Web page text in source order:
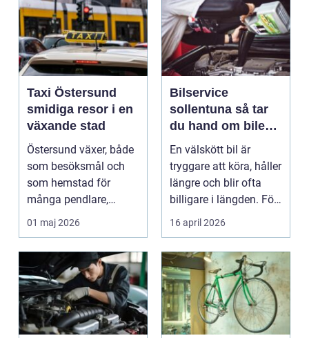
Taxi Östersund
smidiga resor i en
växande stad
Östersund växer, både
som besöksmål och
som hemstad för
många pendlare,
studenter och
företagare. En...
01 maj 2026
Bilservice
sollentuna så tar
du hand om bilen
på ett smart sätt
En välskött bil är
tryggare att köra, håller
längre och blir ofta
billigare i längden. För
många bil...
16 april 2026